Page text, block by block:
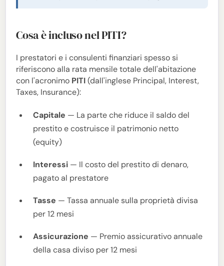
Cosa è incluso nel PITI?
I prestatori e i consulenti finanziari spesso si
riferiscono alla rata mensile totale dell'abitazione
con l'acronimo PITI(dall'inglese Principal, Interest,
Taxes, Insurance):
Capitale — La parte che riduce il saldo del
prestito e costruisce il patrimonio netto
(equity)
Interessi — Il costo del prestito di denaro,
pagato al prestatore
Tasse — Tassa annuale sulla proprietà divisa
per 12 mesi
Assicurazione — Premio assicurativo annuale
della casa diviso per 12 mesi